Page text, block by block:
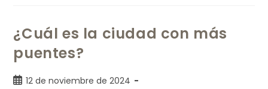
¿Cuál es la ciudad con más
puentes?
12 de noviembre de 2024